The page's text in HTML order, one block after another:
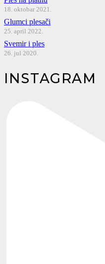
18. oktobar 2021.
Glumci plesači
25. april 2022.
Svemir i ples
26. jul 2020.
INSTAGRAM